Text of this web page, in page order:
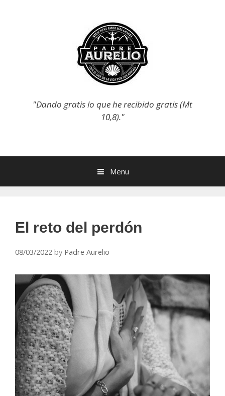
"Dando gratis lo que he recibido gratis (Mt
10,8)."
Menu
El reto del perdón
08/03/2022 by Padre Aurelio